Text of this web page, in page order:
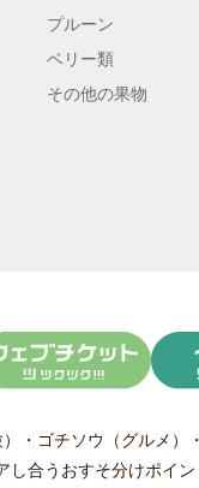
プルーン
ベリー類
その他の果物
・ ゴチソウ（グルメ） ・
し合う おすそ分けポイ